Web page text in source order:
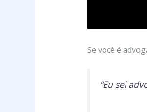
Se você é
“Eu sei